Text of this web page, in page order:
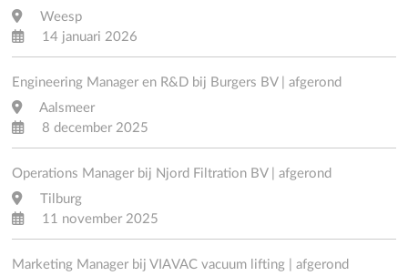
Weesp
14 januari 2026
Engineering Manager en R&D bij Burgers BV | afgerond
Aalsmeer
8 december 2025
Operations Manager bij Njord Filtration BV | afgerond
Tilburg
11 november 2025
Marketing Manager bij VIAVAC vacuum lifting | afgerond